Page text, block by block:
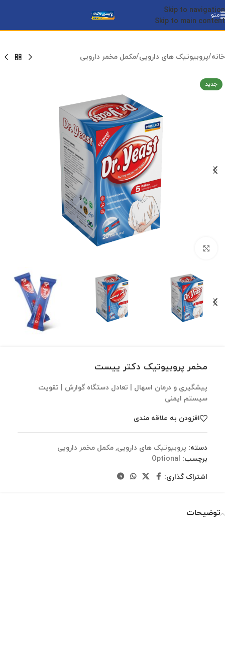
Skip to navigation
Skip to main content
منو
خانه/پروبیوتیک های دارویی/مکمل مخمر دارویی
جدید
مخمر پروبیوتیک دکتر ییست
پیشگیری و درمان اسهال | تعادل دستگاه گوارش | تقویت
سیستم ایمنی
افزودن به علاقه مندی
دسته: پروبیوتیک های دارویی, مکمل مخمر دارویی
برچسب: Optional
اشتراک گذاری:
توضیحات